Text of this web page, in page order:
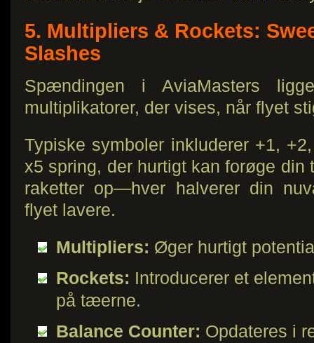
5. Multipliers & Rockets:
Slashes
Spændingen i AviaMasters
multiplikatorer, der vises, når flyet
Typiske symboler inkluderer +1,
x5 spring, der hurtigt kan forøge
raketter op—hver halverer din
flyet lavere.
Multipliers: Øger hurtigt
Rockets: Introducerer et
på tæerne.
Balance Counter: Opdateres i